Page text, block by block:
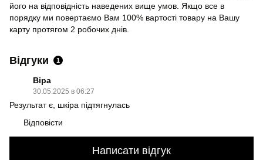
його на відповідність наведених вище умов. Якщо все в
порядку ми повертаємо Вам 100% вартості товару на Вашу
карту протягом 2 робочих днів.
Відгуки 1
Віра
30.05.2025 в 06:27
Результат є, шкіра підтягнулась
Відповісти
Написати відгук